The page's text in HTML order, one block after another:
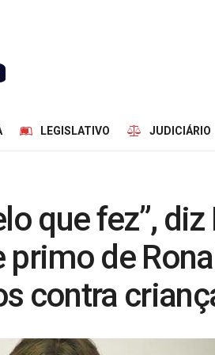
LEGISLATIVO JUDICIÁRIO
que fez”,
primo de
contra